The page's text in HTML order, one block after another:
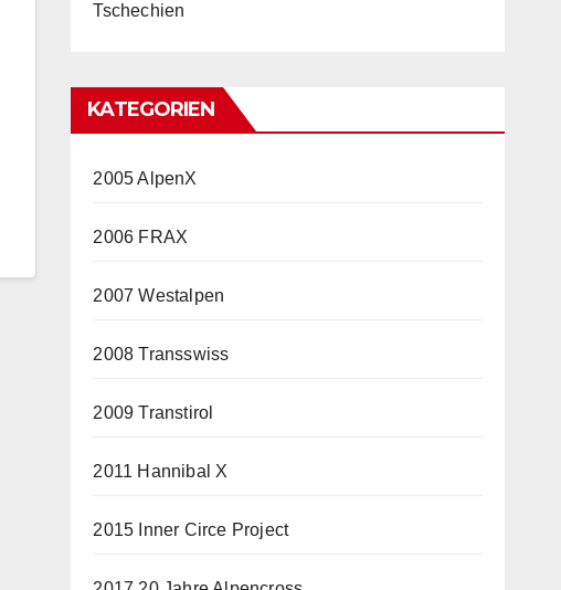
Tschechien
KATEGORIEN
2005 AlpenX
2006 FRAX
2007 Westalpen
2008 Transswiss
2009 Transtirol
2011 Hannibal X
2015 Inner Circe Project